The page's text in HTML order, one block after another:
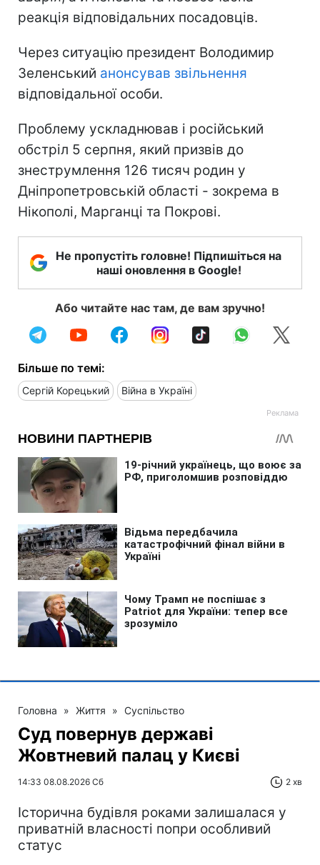
реакція відповідальних посадовців.
Через ситуацію президент Володимир
Зеленський анонсував звільнення
відповідальної особи.
Проблему ускладнював і російський
обстріл 5 серпня, який призвів до
знеструмлення 126 тисяч родин у
Дніпропетровській області - зокрема в
Нікополі, Марганці та Покрові.
Не пропустіть головне! Підпишіться на
наші оновлення в Google!
Або читайте нас там, де вам зручно!
Більше по темі:
Сергій Корецький Війна в Україні
Головна » Життя » Суспільство
Суд повернув державі
Жовтневий палац у Києві
14:33 08.08.2026 Сб 2 хв
Історична будівля роками залишалася у
приватній власності попри особливий
статус